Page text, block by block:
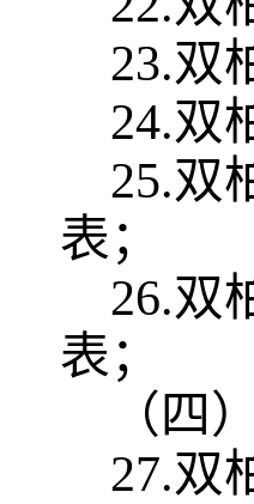
23.双
24.双
25.双
表；
26.双
表；
（四
27.双